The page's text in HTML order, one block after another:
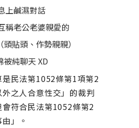
上鹹濕對話
稱老公老婆親愛的
貼頭、作勢親親）
被純聊天 XD
民法第1052條第1項第2
之人合意性交」的裁判
符合民法第1052條第2
」。